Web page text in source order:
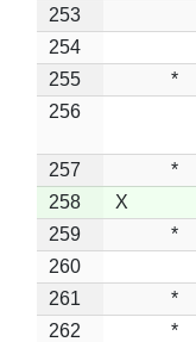
253
254
255
*
256
257
*
258
X
259
*
260
261
*
262
*